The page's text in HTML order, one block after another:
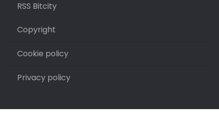
RSS Bitcity
Copyright
Cookie policy
Privacy policy